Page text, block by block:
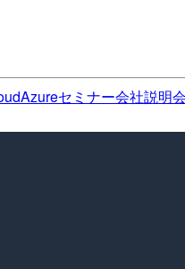
Azureセミナー会社説明会